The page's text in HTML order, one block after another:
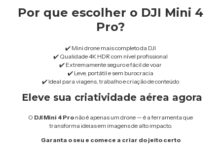
Por que escolher o DJI Mini 4
Pro?
✔️ Mini drone mais completo da DJI
✔️ Qualidade 4K HDR com nível profissional
✔️ Extremamente seguro e fácil de voar
✔️ Leve, portátil e sem burocracia
✔️ Ideal para viagens, trabalho e criação de conteúdo
Eleve sua criatividade aérea agora
O DJI Mini 4 Pro não é apenas um drone — é a ferramenta que
transforma ideias em imagens de alto impacto.
Garanta o seu e comece a criar do jeito certo